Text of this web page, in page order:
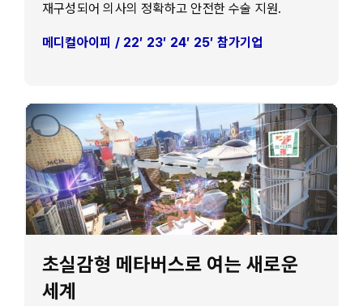
재구성되어 의사의 정확하고 안전한 수술 지원.
메디컬아이피 / 22′ 23′ 24′ 25′ 참가기업
초실감형 메타버스로 여는 새로운
세계